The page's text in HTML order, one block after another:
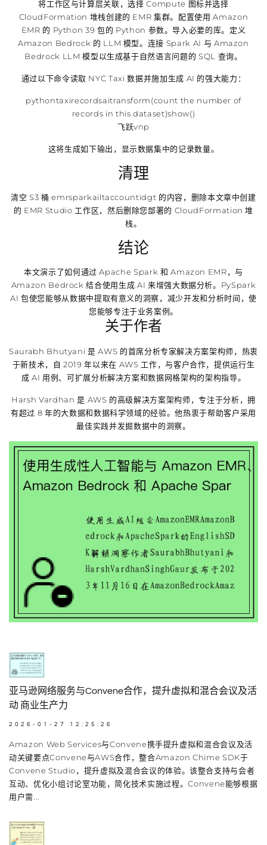
将工作区与计算层关联，选择 Compute 图标并选择
CloudFormation 堆栈创建的 EMR 集群。配置使用 Amazon
EMR 的 Python 39 包的 Python 参数。导入必要的库。定义
Amazon Bedrock 的 LLM 模型。连接 Spark AI 与 Amazon
Bedrock LLM 模型以生成基于自然语言问题的 SQL 查询。
通过以下命令读取 NYC Taxi 数据并施加生成 AI 的强大能力：
pythontaxirecordsaitransform(count the number of
records in this dataset)show()
飞跃vnp
这将生成如下输出，显示数据集中的记录数量。
清理
清空 S3 桶 emrsparkailtaccountidgt 的内容，删除本文章中创建
的 EMR Studio 工作区，然后删除您部署的 CloudFormation 堆
栈。
结论
本文演示了如何通过 Apache Spark 和 Amazon EMR，与
Amazon Bedrock 结合使用生成 AI 来增强大数据分析。PySpark
AI 包使您能够从数据中提取有意义的洞察，减少开发和分析时间，使
您能够专注于业务案例。
关于作者
Saurabh Bhutyani 是 AWS 的首席分析专家解决方案架构师，热衷
于新技术，自 2019 年以来在 AWS 工作，与客户合作，提供运行生
成 AI 用例、可扩展分析解决方案和数据网格架构的架构指导。
Harsh Vardhan 是 AWS 的高级解决方案架构师，专注于分析，拥
有超过 8 年的大数据和数据科学领域的经验。他热衷于帮助客户采用
最佳实践并发掘数据中的洞察。
亚马逊网络服务与Convene合作，提升虚拟和混合会议及活
动 商业生产力
2026-01-27 12:25:26
Amazon Web Services与Convene携手提升虚拟和混合会议及活
动关键要点Convene与AWS合作，整合Amazon Chime SDK于
Convene Studio，提升虚拟及混合会议的体验。该整合支持与会者
互动、优化小组讨论室功能，简化技术实施过程。Convene能够根据
用户需...